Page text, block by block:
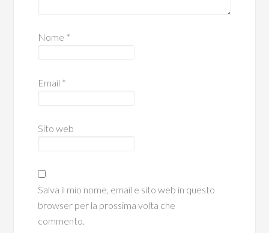
Nome *
Email *
Sito web
Salva il mio nome, email e sito web in questo
browser per la prossima volta che
commento.